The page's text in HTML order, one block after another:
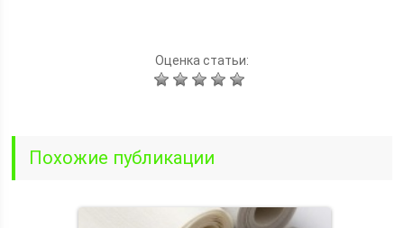
Оценка статьи:
Похожие публикации